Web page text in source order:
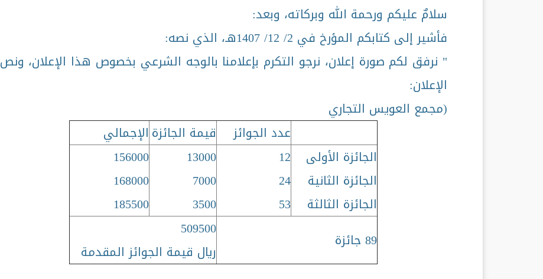
سلامٌ عليكم ورحمة الله وبركاته، وبعد:
فأشير إلى كتابكم المؤرخ في 2/ 12/ 1407هـ، الذي نصه:
" نرفق لكم صورة إعلان، نرجو التكرم بإعلامنا بالوجه الشرعي بخصوص هذا الإعلان، ونص
الإعلان:
(مجمع العويس التجاري
عدد الجوائز
قيمة الجائزة الإجمالي
الجائزة الأولى
الجائزة الثانية
الجائزة الثالثة
12
24
53
13000
7000
3500
156000
168000
185500
89 جائزة
509500
ريال قيمة الجوائز المقدمة